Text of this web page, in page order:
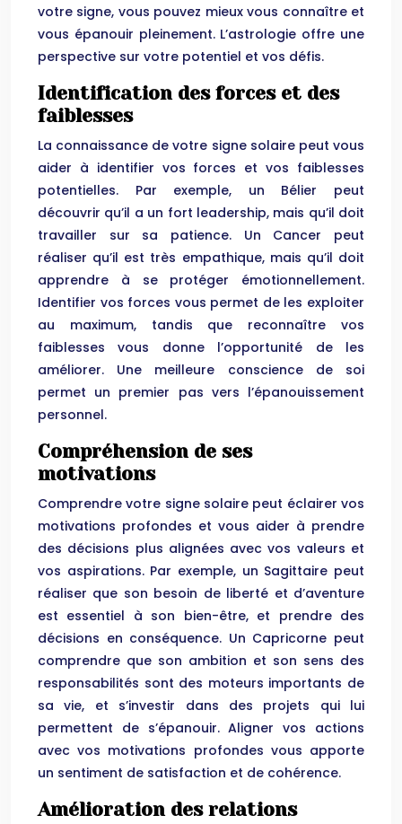
votre signe, vous pouvez mieux vous connaître et
vous épanouir pleinement. L’astrologie offre une
perspective sur votre potentiel et vos défis.
Identification des forces et des
faiblesses
La connaissance de votre signe solaire peut vous
aider à identifier vos forces et vos faiblesses
potentielles. Par exemple, un Bélier peut
découvrir qu’il a un fort leadership, mais qu’il doit
travailler sur sa patience. Un Cancer peut
réaliser qu’il est très empathique, mais qu’il doit
apprendre à se protéger émotionnellement.
Identifier vos forces vous permet de les exploiter
au maximum, tandis que reconnaître vos
faiblesses vous donne l’opportunité de les
améliorer. Une meilleure conscience de soi
permet un premier pas vers l’épanouissement
personnel.
Compréhension de ses
motivations
Comprendre votre signe solaire peut éclairer vos
motivations profondes et vous aider à prendre
des décisions plus alignées avec vos valeurs et
vos aspirations. Par exemple, un Sagittaire peut
réaliser que son besoin de liberté et d’aventure
est essentiel à son bien-être, et prendre des
décisions en conséquence. Un Capricorne peut
comprendre que son ambition et son sens des
responsabilités sont des moteurs importants de
sa vie, et s’investir dans des projets qui lui
permettent de s’épanouir. Aligner vos actions
avec vos motivations profondes vous apporte
un sentiment de satisfaction et de cohérence.
Amélioration des relations